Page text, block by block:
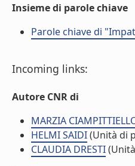
Insieme di parole chiave
Parole chiave di
Incoming links:
Autore CNR di
MARZIA
HELMI SAIDI(Unità di
CLAUDIA DRESTI